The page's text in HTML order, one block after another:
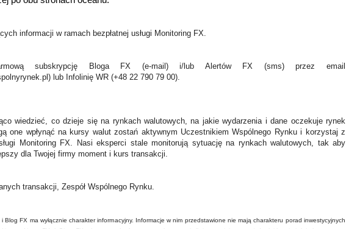
informacji w ramach bezpłatnej usługi Monitoring FX.
subskrypcję Bloga FX (e-mail) i/lub Alertów FX (sms) przez email
lub Infolinię WR (+48 22 790 79 00).
wiedzieć, co dzieje się na rynkach walutowych, na jakie wydarzenia i dane oczekuje rynek
one wpłynąć na kursy walut zostań aktywnym Uczestnikiem Wspólnego Rynku i korzystaj z
Monitoring FX. Nasi eksperci stale monitorują sytuację na rynkach walutowych, tak aby
dla Twojej firmy moment i kurs transakcji.
transakcji, Zespół Wspólnego Rynku.
Blog FX ma wyłącznie charakter informacyjny. Informacje w nim przedstawione nie mają charakteru porad inwestycyjnych